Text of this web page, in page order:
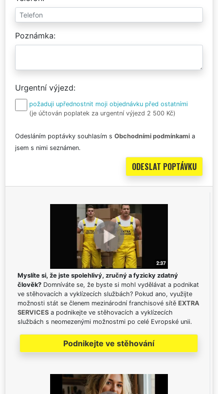
Poznámka
Urgentní výjezd
požaduji upřednostnit moji objednávku před ostatními
(je účtován poplatek za urgentní výjezd 2 500 Kč)
Odesláním poptávky souhlasím s Obchodními podmínkami a
jsem s nimi seznámen.
Myslíte si, že jste spolehlivý, zručný a fyzicky zdatný
člověk? Domníváte se, že byste si mohl vydělávat a podnikat
ve stěhovacích a vyklízecích službách? Pokud ano, využijte
možnosti stát se členem mezinárodní franchisové sítě EXTRA
SERVICES a podnikejte ve stěhovacích a vyklízecích
službách s neomezenými možnostmi po celé Evropské unii.
Podnikejte ve stěhování